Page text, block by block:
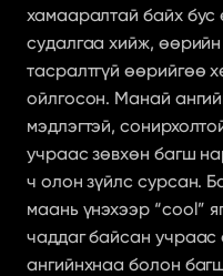
хамааралтай байх
судалгаа хийж,
тасралтгүй өөрийгөө
ойлгосон. Манай
мэдлэгтэй,
учраас зөвхөн багш
ч олон зүйлс сурсан.
маань үнэхээр “cool”
чаддаг байсан
ангийнхнаа болон